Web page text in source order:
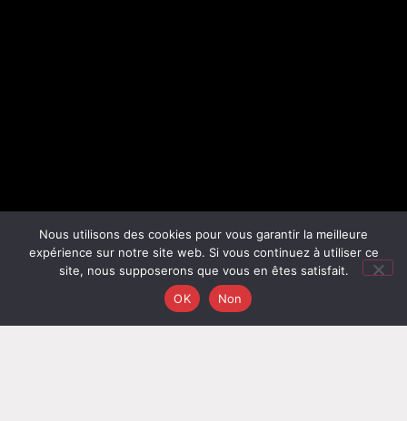
Nous utilisons des cookies pour vous garantir la meilleure
expérience sur notre site web. Si vous continuez à utiliser ce
site, nous supposerons que vous en êtes satisfait.
OK
Non